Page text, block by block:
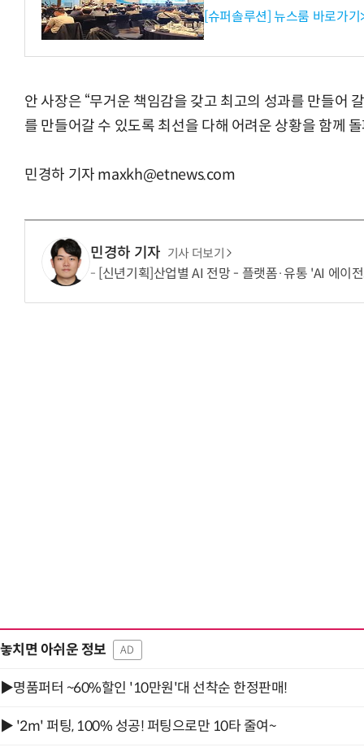
[슈퍼솔루션] 뉴스룸 바로가기
안 사장은 “무거운 책임감을 갖고 최고의 성과를 만들어
를 만들어갈 수 있도록 최선을 다해 어려운 상황을 함께
민경하 기자 maxkh@etnews.com
민경하 기자 기사 더보기
[신년기획]산업별 AI 전망 - 플랫폼·유통 'AI 에이
놓치면 아쉬운 정보 AD
▶명품퍼터 ~60%할인 '10만원'대 선착순 한정판매!
▶ '2m' 퍼팅, 100% 성공! 퍼팅으로만 10타 줄여~